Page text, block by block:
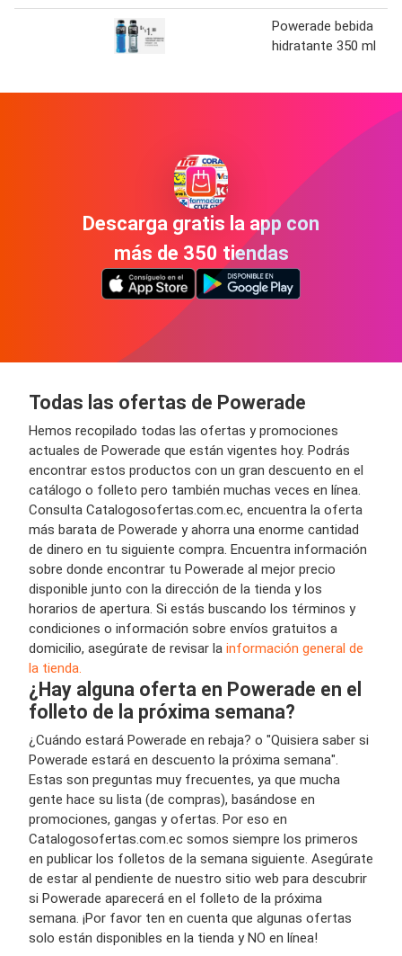
Powerade bebida
hidratante 350 ml
Descarga gratis la app con
más de 350 tiendas
Todas las ofertas de Powerade
Hemos recopilado todas las ofertas y promociones
actuales de Powerade que están vigentes hoy. Podrás
encontrar estos productos con un gran descuento en el
catálogo o folleto pero también muchas veces en línea.
Consulta Catalogosofertas.com.ec, encuentra la oferta
más barata de Powerade y ahorra una enorme cantidad
de dinero en tu siguiente compra. Encuentra información
sobre donde encontrar tu Powerade al mejor precio
disponible junto con la dirección de la tienda y los
horarios de apertura. Si estás buscando los términos y
condiciones o información sobre envíos gratuitos a
domicilio, asegúrate de revisar la información general de
la tienda.
¿Hay alguna oferta en Powerade en el
folleto de la próxima semana?
¿Cuándo estará Powerade en rebaja? o "Quisiera saber si
Powerade estará en descuento la próxima semana".
Estas son preguntas muy frecuentes, ya que mucha
gente hace su lista (de compras), basándose en
promociones, gangas y ofertas. Por eso en
Catalogosofertas.com.ec somos siempre los primeros
en publicar los folletos de la semana siguiente. Asegúrate
de estar al pendiente de nuestro sitio web para descubrir
si Powerade aparecerá en el folleto de la próxima
semana. ¡Por favor ten en cuenta que algunas ofertas
solo están disponibles en la tienda y NO en línea!